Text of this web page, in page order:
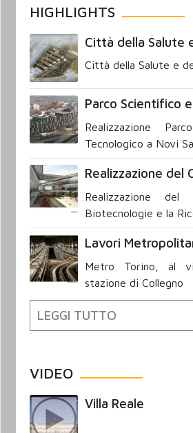
HIGHLIGHTS
Città della Salute
Città della Salute e
Parco Scientifico e
Realizzazione
Tecnologico a Novi
Realizzazione del
Realizzazione
Biotecnologie e la
Lavori
Metro Torino, al
stazione di Collegno
LEGGI TUTTO
VIDEO
Villa Reale